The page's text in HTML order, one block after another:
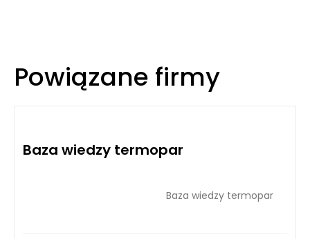
Powiązane firmy
Baza wiedzy termopar
Baza wiedzy termopar